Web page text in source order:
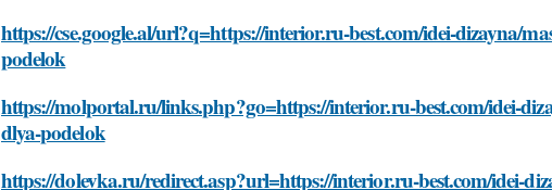
https://cse.google.al/url?q=https://interior.ru-best.com/idei-dizayna/
podelok
https://molportal.ru/links.php?go=https://interior.ru-best.com/idei-
dlya-podelok
https://dolevka.ru/redirect.asp?url=https://interior.ru-best.com/idei-